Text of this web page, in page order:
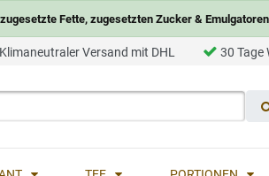
Fette, zugesetzten Zucker &
Klimaneutraler Versand mit DHL 30 Tage